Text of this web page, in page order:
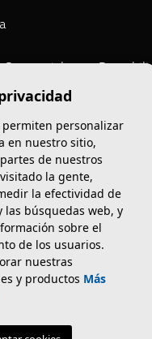
en
Activos Hoteleros en
en Barcelona
en Barcelona
permiten personalizar
en nuestro sitio,
de nuestros
la gente,
la efectividad de
las búsquedas web, y
sobre el
de los usuarios.
nuestras
y productos Más